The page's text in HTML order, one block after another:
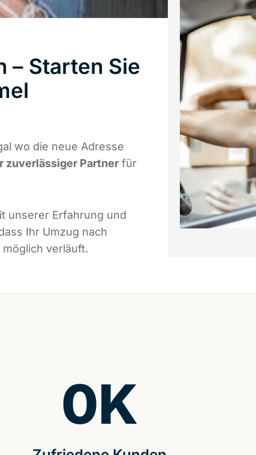
– Starten Sie
wo die neue Adresse
zuverlässiger Partner für
unserer Erfahrung und
Ihr Umzug nach
verläuft.
0K